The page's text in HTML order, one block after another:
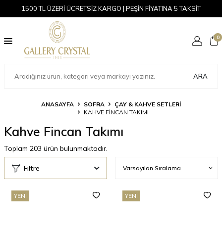
1500 TL ÜZERİ ÜCRETSİZ KARGO | PEŞİN FİYATINA 5 TAKSİT
ARA
0
ANASAYFA SOFRA
ÇAY & KAHVE SETLERI
KAHVE FINCAN TAKIMI
Kahve Fincan Takımı
Toplam 203 ürün bulunmaktadır.
Filtre
YENI YENI